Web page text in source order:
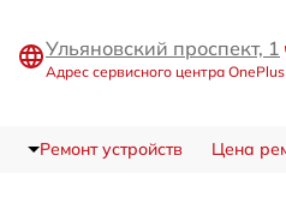
Ульяновский проспект, 1
Адрес сервисного центра OnePlus
Ремонт устройств Цена